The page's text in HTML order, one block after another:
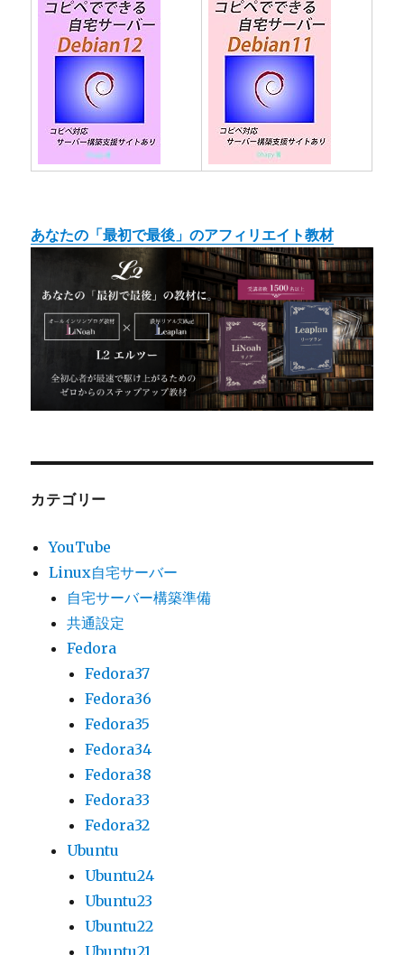
あなたの「最初で最後」のアフィリエイト教材
カテゴリー
YouTube
Linux自宅サーバー
自宅サーバー構築準備
共通設定
Fedora
Fedora37
Fedora36
Fedora35
Fedora34
Fedora38
Fedora33
Fedora32
Ubuntu
Ubuntu24
Ubuntu23
Ubuntu22
Ubuntu21